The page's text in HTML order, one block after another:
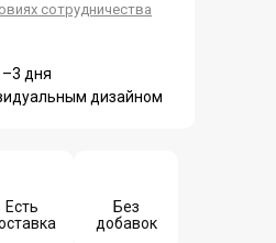
сотрудничества
Есть
Без
добавок
дня
дизайном